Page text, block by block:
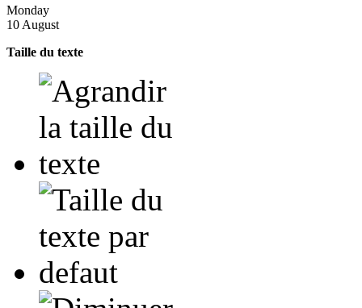
Monday
10 August
Taille du texte